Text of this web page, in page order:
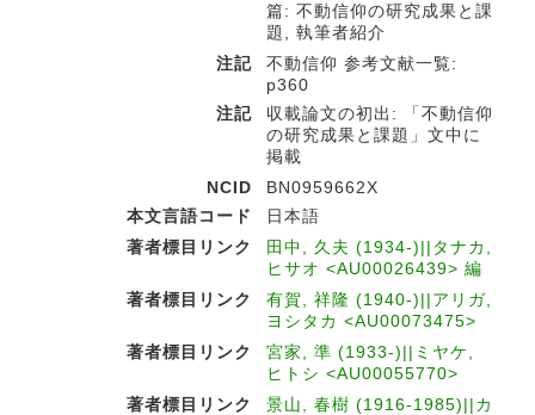
篇: 不動信仰の研究成果と課
題, 執筆者紹介
注記
不動信仰 参考文献一覧:
p360
注記
収載論文の初出: 「不動信仰
の研究成果と課題」文中に
掲載
NCID
BN0959662X
本文言語コード
日本語
著者標目リンク
田中, 久夫 (1934-)||タナカ,
ヒサオ <AU00026439> 編
著者標目リンク
有賀, 祥隆 (1940-)||アリガ,
ヨシタカ <AU00073475>
著者標目リンク
宮家, 準 (1933-)||ミヤケ,
ヒトシ <AU00055770>
著者標目リンク
景山, 春樹 (1916-1985)||カ